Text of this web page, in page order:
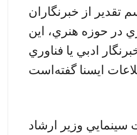
تقدير از خبرنگاران
در حوزه هنري، اين
ادبي يا فناوري
ايسنا
سينمايي وزير ارشاد